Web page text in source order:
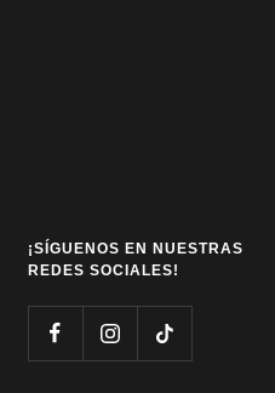
¡SÍGUENOS EN NUESTRAS
REDES SOCIALES!